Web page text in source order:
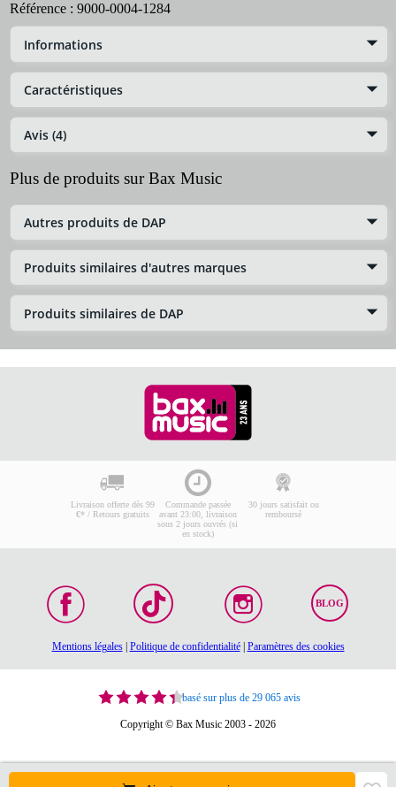
Référence : 9000-0004-1284
Informations
Caractéristiques
Avis (4)
Plus de produits sur Bax Music
Autres produits de DAP
Produits similaires d'autres marques
Produits similaires de DAP
Livraison offerte dès 99
€* / Retours gratuits
Commande passée
avant 23:00, livraison
sous 2 jours ouvrés (si
en stock)
30 jours satisfait ou
remboursé
BLOG
Mentions légales| Politique de confidentialité| Paramètres des cookies
basé sur plus de 29 065 avis
Copyright © Bax Music 2003 - 2026